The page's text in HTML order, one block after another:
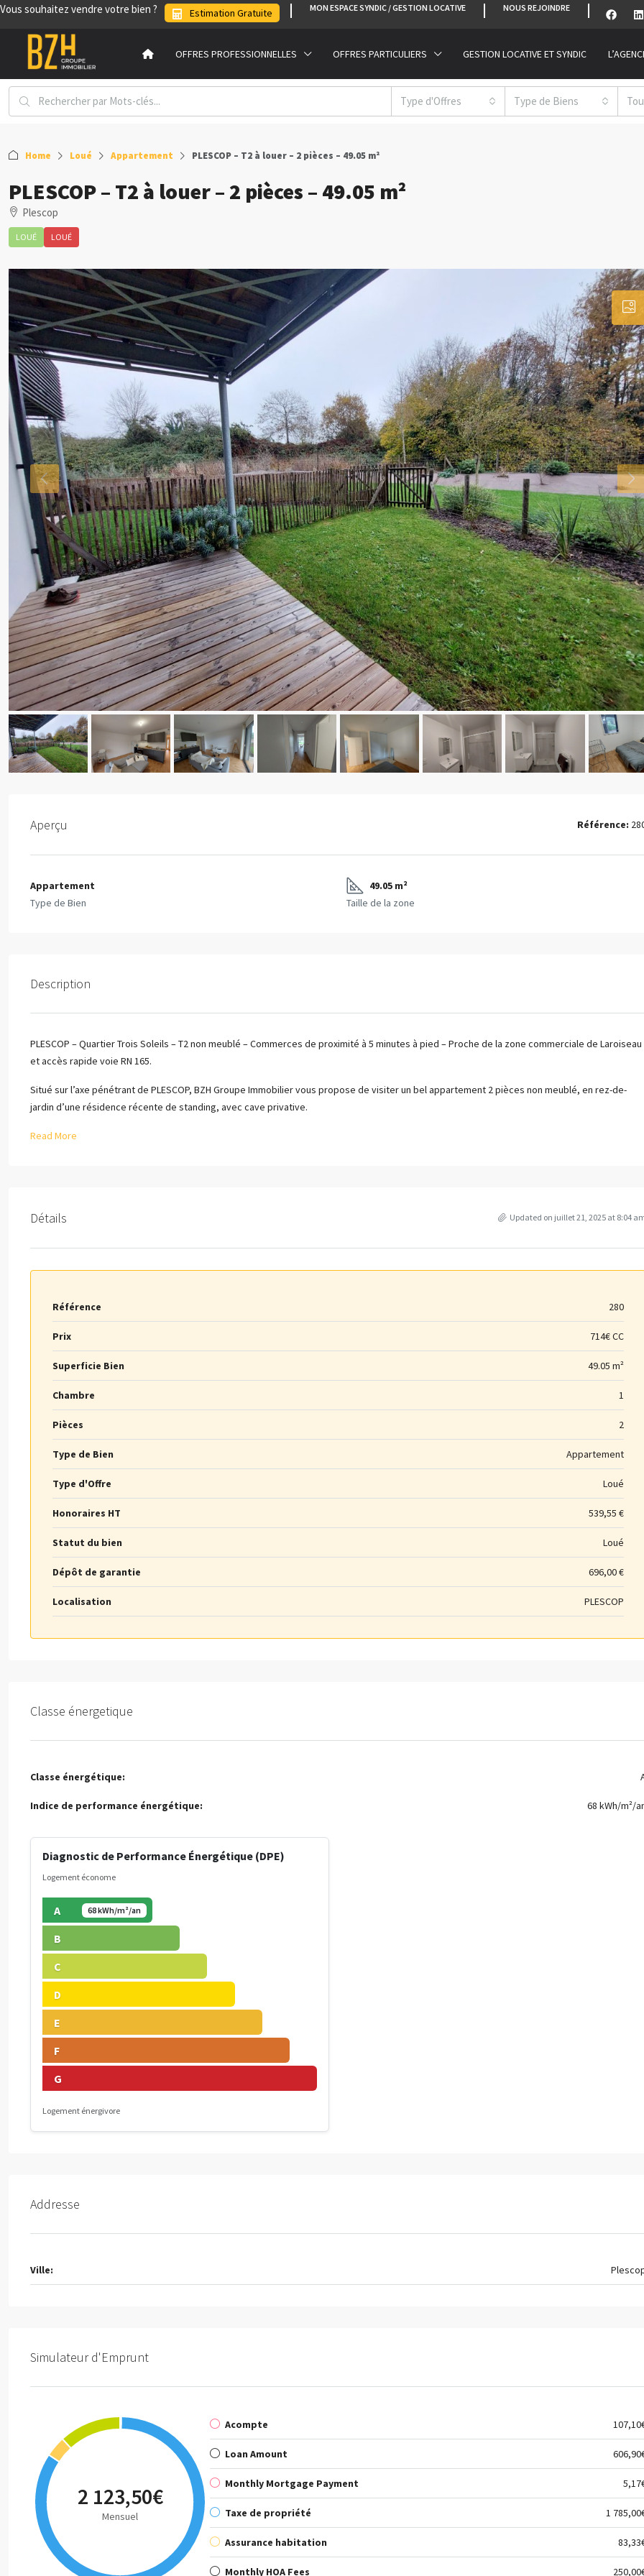
Vous souhaitez vendre votre bien ? Estimation Gratuite MON ESPACE SYNDIC / GESTION LOCATIVE NOUS REJOINDRE
OFFRES PROFESSIONNELLES OFFRES PARTICULIERS GESTION LOCATIVE ET SYNDIC
Type d'Offres Type de Biens
Home Loué Appartement PLESCOP – T2 à louer – 2 pièces – 49.05 m²
PLESCOP – T2 à louer – 2 pièces – 49.05 m²
Plescop
LOUÉ LOUÉ
Aperçu Référence:
Appartement
Type de Bien
49.05 m²
Taille de la zone
Description
PLESCOP – Quartier Trois Soleils – T2 non meublé – Commerces de proximité à 5 minutes à pied – Proche de la zone commerciale de Laroiseau
et accès rapide voie RN 165.
Situé sur l’axe pénétrant de PLESCOP, BZH Groupe Immobilier vous propose de visiter un bel appartement 2 pièces non meublé, en rez-de-
jardin d’une résidence récente de standing, avec cave privative.
Read More
Détails Updated on juillet 21, 2025 at 8:04
Référence 280
Prix 714€ CC
Superficie Bien 49.05 m²
Chambre 1
Pièces 2
Type de Bien Appartement
Type d'Offre Loué
Honoraires HT 539,55 €
Statut du bien Loué
Dépôt de garantie 696,00 €
Localisation PLESCOP
Classe énergetique
Classe énergétique:
Indice de performance énergétique: 68 kWh/m²/
Diagnostic de Performance Énergétique (DPE)
Logement économe
A 68 kWh/m²/an
B
C
D
E
F
G
Logement énergivore
Addresse
Ville:
Simulateur d'Emprunt
2 123,50€
Mensuel
Acompte
Loan Amount
Monthly Mortgage Payment
Taxe de propriété 1
Assurance habitation
Monthly HOA Fees